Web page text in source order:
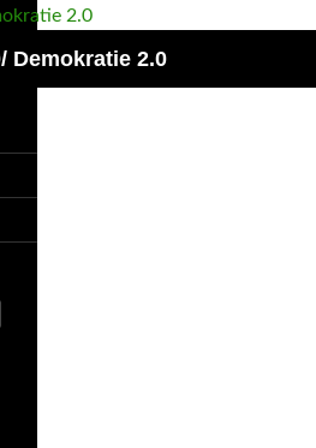
Demokratie 2.0